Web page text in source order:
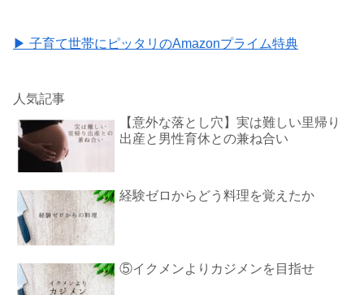
▶ 子育て世帯にピッタリのAmazonプライム特典
人気記事
【意外な落とし穴】実は難しい里帰り
出産と男性育休との兼ね合い
経験ゼロからどう料理を覚えたか
⑤イクメンよりカジメンを目指せ